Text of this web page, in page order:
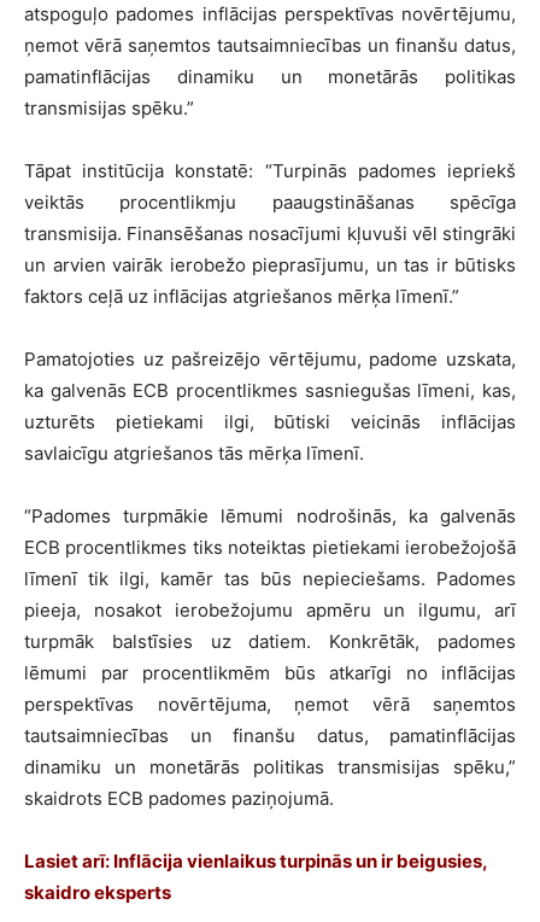
atspoguļo padomes inflācijas perspektīvas novērtējumu,
ņemot vērā saņemtos tautsaimniecības un finanšu datus,
pamatinflācijas dinamiku un monetārās politikas
transmisijas spēku.”
Tāpat institūcija konstatē: “Turpinās padomes iepriekš
veiktās procentlikmju paaugstināšanas spēcīga
transmisija. Finansēšanas nosacījumi kļuvuši vēl stingrāki
un arvien vairāk ierobežo pieprasījumu, un tas ir būtisks
faktors ceļā uz inflācijas atgriešanos mērķa līmenī.”
Pamatojoties uz pašreizējo vērtējumu, padome uzskata,
ka galvenās ECB procentlikmes sasniegušas līmeni, kas,
uzturēts pietiekami ilgi, būtiski veicinās inflācijas
savlaicīgu atgriešanos tās mērķa līmenī.
“Padomes turpmākie lēmumi nodrošinās, ka galvenās
ECB procentlikmes tiks noteiktas pietiekami ierobežojošā
līmenī tik ilgi, kamēr tas būs nepieciešams. Padomes
pieeja, nosakot ierobežojumu apmēru un ilgumu, arī
turpmāk balstīsies uz datiem. Konkrētāk, padomes
lēmumi par procentlikmēm būs atkarīgi no inflācijas
perspektīvas novērtējuma, ņemot vērā saņemtos
tautsaimniecības un finanšu datus, pamatinflācijas
dinamiku un monetārās politikas transmisijas spēku,”
skaidrots ECB padomes paziņojumā.
Lasiet arī: Inflācija vienlaikus turpinās un ir beigusies,
skaidro eksperts